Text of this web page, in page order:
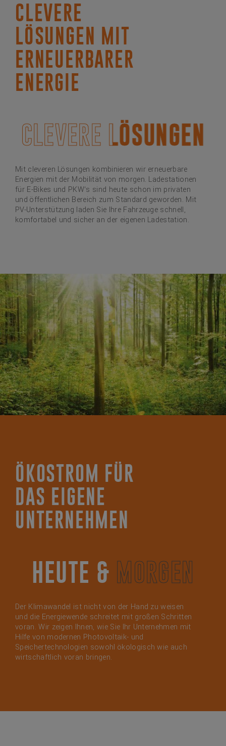
CLEVERE
LÖSUNGEN MIT
ERNEUERBARER
ENERGIE
Mit cleveren Lösungen kombinieren wir erneuerbare
Energien mit der Mobilität von morgen. Ladestationen
für E-Bikes und PKW‘s sind heute schon im privaten
und öffentlichen Bereich zum Standard geworden. Mit
PV-Unterstützung laden Sie Ihre Fahrzeuge schnell,
komfortabel und sicher an der eigenen Ladestation.
CLEVERE LÖSUNGEN
CLEVERE LÖSUNGEN
ÖKOSTROM FÜR
DAS EIGENE
UNTERNEHMEN
Der Klimawandel ist nicht von der Hand zu weisen
und die Energiewende schreitet mit großen Schritten
voran. Wir zeigen Ihnen, wie Sie Ihr Unternehmen mit
Hilfe von modernen Photovoltaik- und
Speichertechnologien sowohl ökologisch wie auch
wirtschaftlich voran bringen.
HEUTE & MORGEN
HEUTE & MORGEN